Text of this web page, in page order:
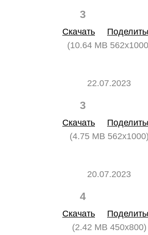
3
Скачать
(10.64 MB
22.07.2023
3
Скачать
(4.75 MB 562x1000)
20.07.2023
4
Скачать
(2.42 MB 450x800)